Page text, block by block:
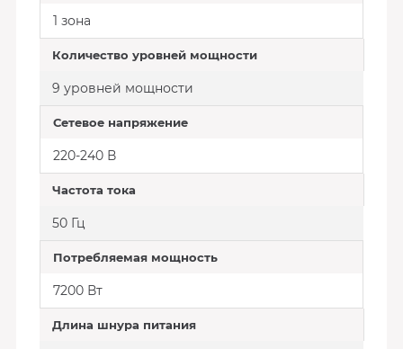
1 зона
Количество уровней мощности
9 уровней мощности
Сетевое напряжение
220-240 В
Частота тока
50 Гц
Потребляемая мощность
7200 Вт
Длина шнура питания